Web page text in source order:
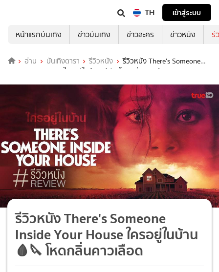
TH
เข้าสู่ระบบ
หน้าแรกบันเทิง
ข่าวบันเทิง ข่าวละคร ข่าวหนัง รี
อ่าน บันเทิงดารา รีวิวหนัง
รีวิวหนัง There's Someone
Inside Your House ใครอยู่ในบ้าน 🩸🔪 โหดกลิ่นคาวเลือด
รีวิวหนัง There's Someone
Inside Your House ใครอยู่ในบ้าน
🩸🔪 โหดกลิ่นคาวเลือด